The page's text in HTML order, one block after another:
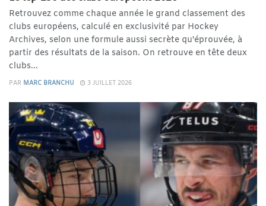
Retrouvez comme chaque année le grand classement des
clubs européens, calculé en exclusivité par Hockey
Archives, selon une formule aussi secrète qu'éprouvée, à
partir des résultats de la saison. On retrouve en tête deux
clubs...
PAR MARC BRANCHU 3 JUILLET 2026